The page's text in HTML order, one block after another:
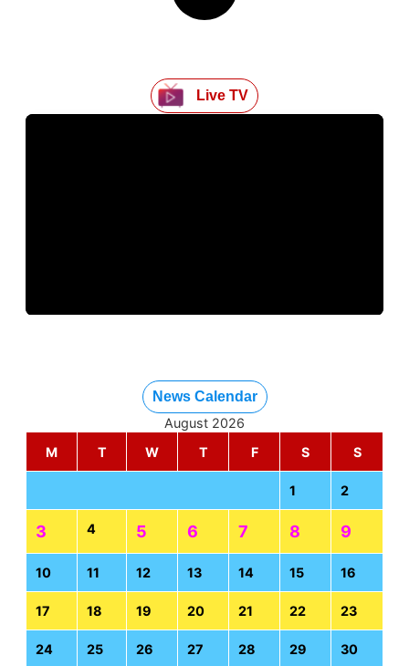
Live TV
News Calendar
August 2026
M
T W T F S S
1 2
3 4 5 6 7 8 9
10 11 12 13 14 15 16
17 18 19 20 21 22 23
24 25 26 27 28 29 30